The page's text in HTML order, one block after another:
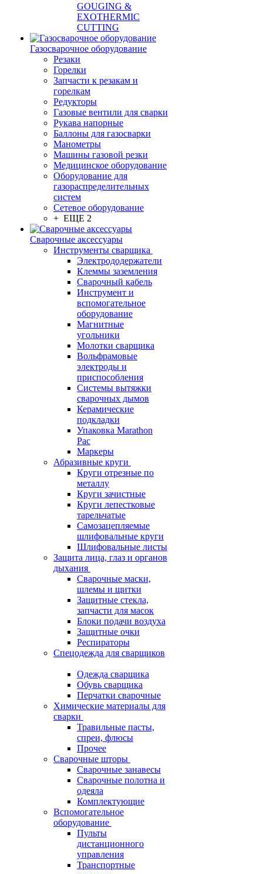
GOUGING &
EXOTHERMIC
CUTTING
Газосварочное оборудование
Резаки
Горелки
Запчасти к резакам и
горелкам
Редукторы
Газовые вентили для сварки
Рукава напорные
Баллоны для газосварки
Манометры
Машины газовой резки
Медицинское оборудование
Оборудование для
газораспределительных
систем
Сетевое оборудование
+ ЕЩЕ 2
Сварочные аксессуары
Инструменты сварщика
Электрододержатели
Клеммы заземления
Сварочный кабель
Инструмент и
вспомогательное
оборудование
Магнитные
угольники
Молотки сварщика
Вольфрамовые
электроды и
приспособления
Системы вытяжки
сварочных дымов
Керамические
подкладки
Упаковка Marathon
Pac
Маркеры
Абразивные круги
Круги отрезные по
металлу
Круги зачистные
Круги лепестковые
тарельчатые
Самозацепляемые
шлифовальные круги
Шлифовальные листы
Защита лица, глаз и органов
дыхания
Сварочные маски,
шлемы и щитки
Защитные стекла,
запчасти для масок
Блоки подачи воздуха
Защитные очки
Респираторы
Спецодежда для сварщиков
Одежда сварщика
Обувь сварщика
Перчатки сварочные
Химические материалы для
сварки
Травильные пасты,
спреи, флюсы
Прочее
Сварочные шторы
Сварочные занавесы
Сварочные полотна и
одеяла
Комплектующие
Вспомогательное
оборудование
Пульты
дистанционного
управления
Транспортные